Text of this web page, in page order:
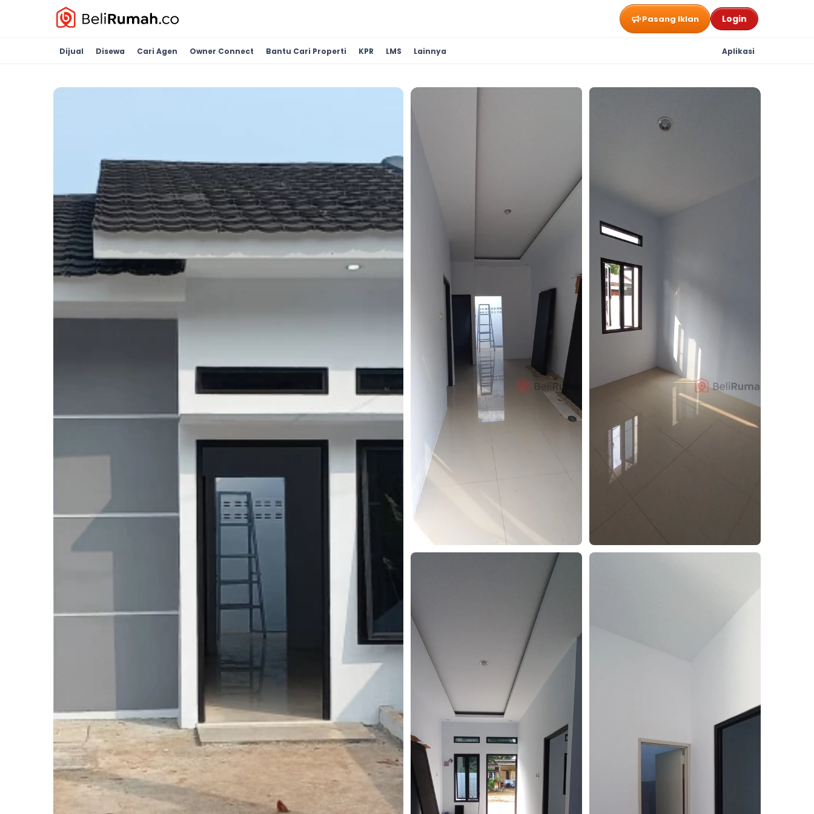
Pasang Iklan Login
Dijual Disewa Cari Agen Owner Connect Bantu Cari Properti KPR LMS Lainnya Aplikasi